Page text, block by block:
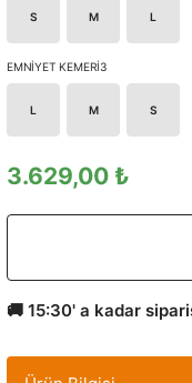
S M L
EMNİYET KEMERİ3
L M S
3.629,00 ₺
🚚 15:30' a kadar